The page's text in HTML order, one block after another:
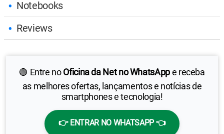
Notebooks
Reviews
🟢 Entre noOficina da Net no WhatsAppe receba
as melhores ofertas, lançamentos e notícias de
smartphones e tecnologia!
👉 ENTRAR NO WHATSAPP 👈